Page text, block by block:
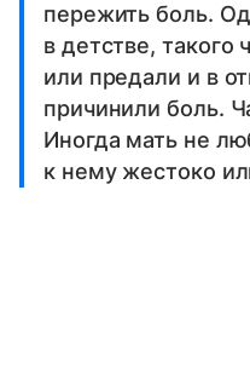
пережить боль.
в детстве, такого
или предали и в
причинили боль.
Иногда мать не
к нему жестоко